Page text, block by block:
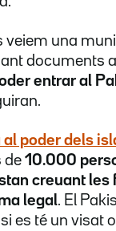
veiem una
documents
entrar al
al poder dels
de 10.000
creuant les
legal. El
es té un visat